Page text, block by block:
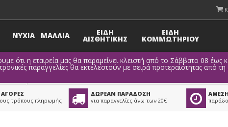
ΝΥΧΙΑ ΜΑΛΛΙΑ ΕΙΔΗ
ΑΙΣΘΗΤΙΚΗΣ
ΕΙΔΗ
ΚΟΜΜΩΤΗΡΙΟΥ
μας θα παραμείνει κλειστή από το Σάββατο 08 έως και την
θα εκτελεστούν με σειρά προτεραιότητας από τη Δευτέρα
τρόπους πληρωμής
ΔΩΡΕΑΝ ΠΑΡΑΔΟΣΗ
για παραγγελίες άνω των 20€